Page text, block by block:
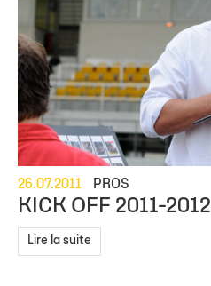
26.07.2011 PROS
KICK OFF 2011-2012
Lire la suite